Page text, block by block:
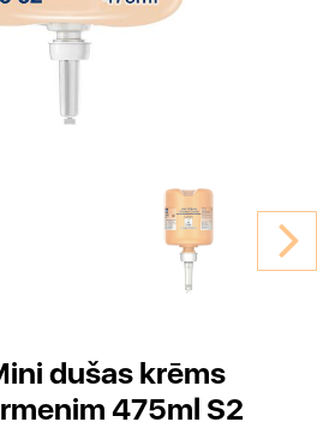
dušas krēms
475ml S2